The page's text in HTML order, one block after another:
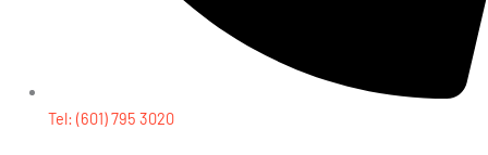
Tel: (601) 795 3020